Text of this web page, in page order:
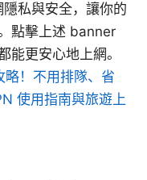
私與安全，讓你的
點擊上述 banner
能更安心地上網。
！不用排隊、省
使用指南與旅遊上